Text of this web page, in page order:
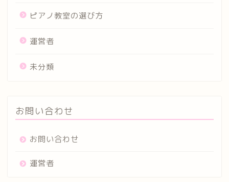
ピアノ教室の選び方
運営者
未分類
お問い合わせ
お問い合わせ
運営者